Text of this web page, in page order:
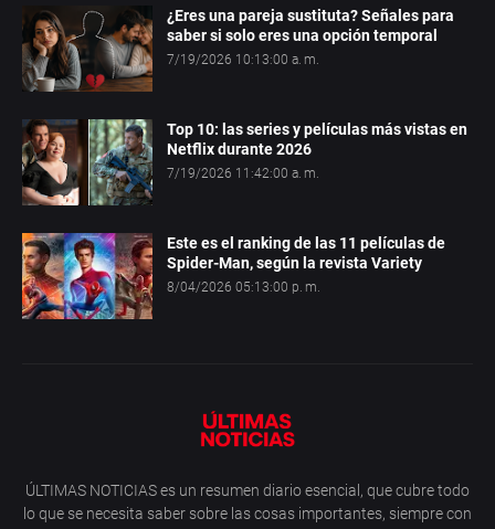
¿Eres una pareja sustituta? Señales para
saber si solo eres una opción temporal
7/19/2026 10:13:00 a. m.
Top 10: las series y películas más vistas en
Netflix durante 2026
7/19/2026 11:42:00 a. m.
Este es el ranking de las 11 películas de
Spider-Man, según la revista Variety
8/04/2026 05:13:00 p. m.
ÚLTIMAS NOTICIAS es un resumen diario esencial, que cubre todo
lo que se necesita saber sobre las cosas importantes, siempre con